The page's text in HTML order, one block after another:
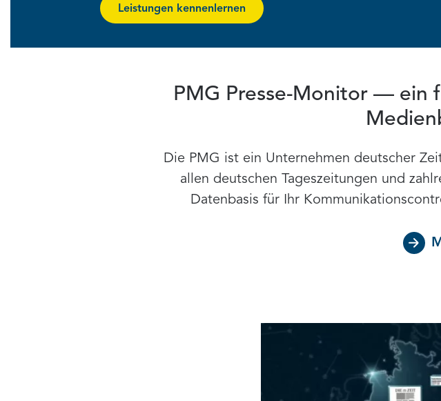
Leistungen kennenlernen
PMG Presse-Monitor — ein
Die PMG ist ein Unternehmen deutscher
allen deutschen Tageszeitungen und
Datenbasis für Ihr